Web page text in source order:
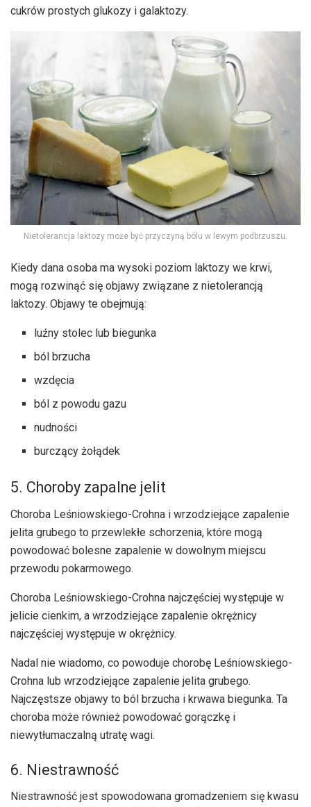
cukrów prostych glukozy i galaktozy.
Nietolerancja laktozy może być przyczyną bólu w lewym podbrzuszu.
Kiedy dana osoba ma wysoki poziom laktozy we krwi,
mogą rozwinąć się objawy związane z nietolerancją
laktozy. Objawy te obejmują:
luźny stolec lub biegunka
ból brzucha
wzdęcia
ból z powodu gazu
nudności
burczący żołądek
5. Choroby zapalne jelit
Choroba Leśniowskiego-Crohna i wrzodziejące zapalenie
jelita grubego to przewlekłe schorzenia, które mogą
powodować bolesne zapalenie w dowolnym miejscu
przewodu pokarmowego.
Choroba Leśniowskiego-Crohna najczęściej występuje w
jelicie cienkim, a wrzodziejące zapalenie okrężnicy
najczęściej występuje w okrężnicy.
Nadal nie wiadomo, co powoduje chorobę Leśniowskiego-
Crohna lub wrzodziejące zapalenie jelita grubego.
Najczęstsze objawy to ból brzucha i krwawa biegunka. Ta
choroba może również powodować gorączkę i
niewytłumaczalną utratę wagi.
6. Niestrawność
Niestrawność jest spowodowana gromadzeniem się kwasu